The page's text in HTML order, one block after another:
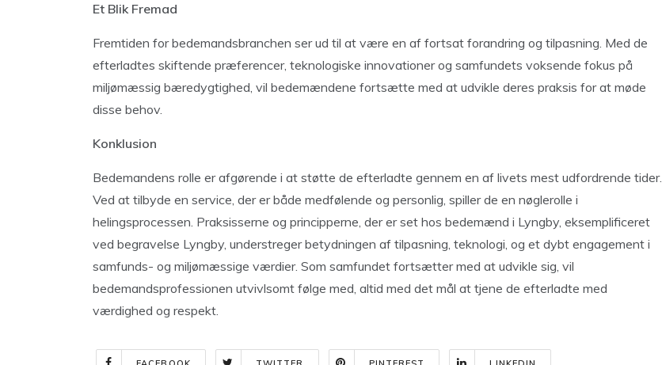
Et Blik Fremad
Fremtiden for bedemandsbranchen ser ud til at være en af fortsat forandring og tilpasning. Med de
efterladtes skiftende præferencer, teknologiske innovationer og samfundets voksende fokus på
miljømæssig bæredygtighed, vil bedemændene fortsætte med at udvikle deres praksis for at møde
disse behov.
Konklusion
Bedemandens rolle er afgørende i at støtte de efterladte gennem en af livets mest udfordrende tider.
Ved at tilbyde en service, der er både medfølende og personlig, spiller de en nøglerolle i
helingsprocessen. Praksisserne og principperne, der er set hos bedemænd i Lyngby, eksemplificeret
ved begravelse Lyngby, understreger betydningen af tilpasning, teknologi, og et dybt engagement i
samfunds- og miljømæssige værdier. Som samfundet fortsætter med at udvikle sig, vil
bedemandsprofessionen utvivlsomt følge med, altid med det mål at tjene de efterladte med
værdighed og respekt.